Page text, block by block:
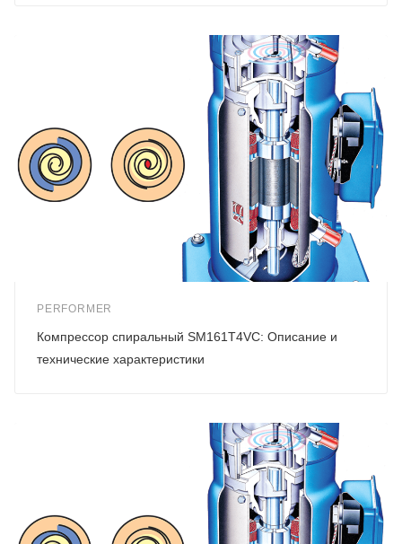
PERFORMER
Компрессор спиральный SM161T4VC: Описание и
технические характеристики